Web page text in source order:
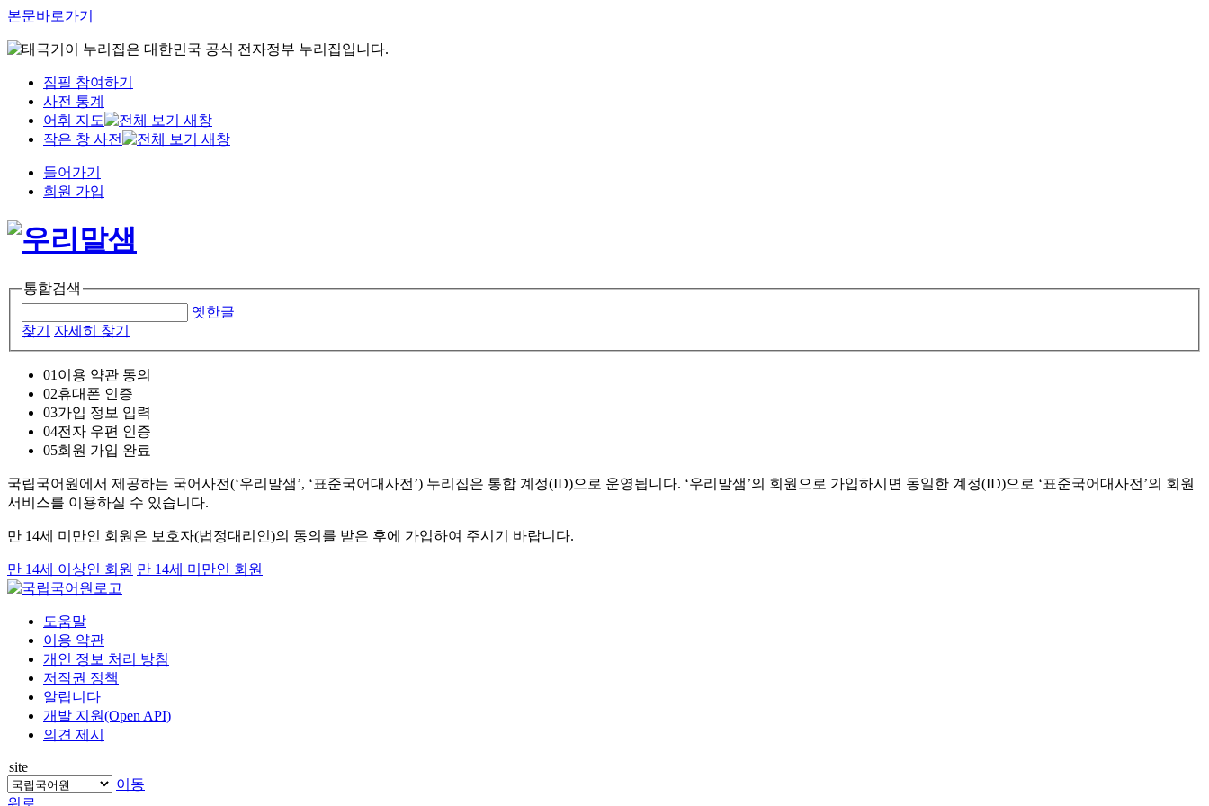
본문바로가기
이 누리집은 대한민국 공식 전자정부 누리집입니다.
집필 참여하기
사전 통계
어휘 지도
작은 창 사전
들어가기
회원 가입
통합검색
옛한글
찾기
자세히 찾기
01이용 약관 동의
02휴대폰 인증
03가입 정보 입력
04전자 우편 인증
05회원 가입 완료
국립국어원에서 제공하는 국어사전(‘우리말샘’, ‘표준국어대사전’) 누리집은 통합 계정(ID)으로 운영됩니다. ‘우리말샘’의 회원으로 가입하시면 동일한 계정(ID)으로 ‘표준국어대사전’의 회원
서비스를 이용하실 수 있습니다.
만 14세 미만인 회원은 보호자(법정대리인)의 동의를 받은 후에 가입하여 주시기 바랍니다.
만 14세 이상인 회원 만 14세 미만인 회원
도움말
이용 약관
개인 정보 처리 방침
저작권 정책
알립니다
개발 지원(Open API)
의견 제시
site
이동